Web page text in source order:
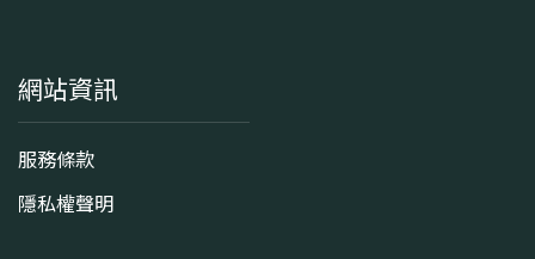
網站資訊
服務條款
隱私權聲明